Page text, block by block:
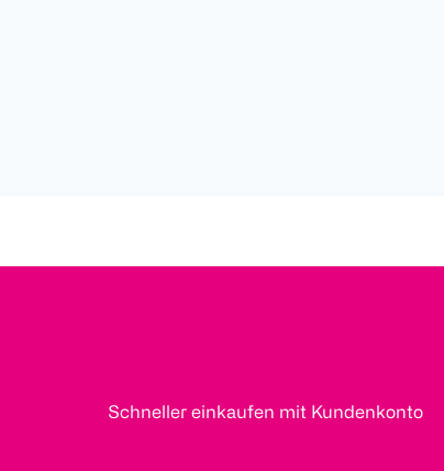
Schneller einkaufen mit Kundenkonto